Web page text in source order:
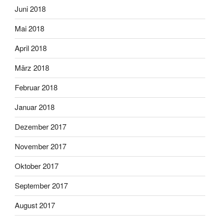
Juni 2018
Mai 2018
April 2018
März 2018
Februar 2018
Januar 2018
Dezember 2017
November 2017
Oktober 2017
September 2017
August 2017